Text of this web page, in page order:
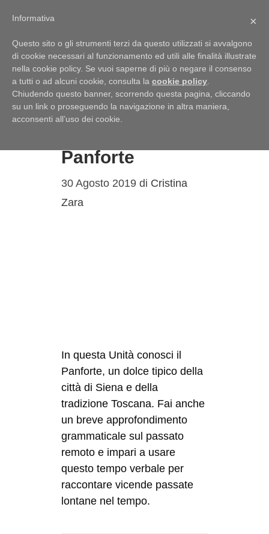
Menu
Dal “panis
Panforte
30 Agosto 2019 di Cristina
Zara
In questa Unità conosci il
Panforte, un dolce tipico della
città di Siena e della
tradizione Toscana. Fai anche
un breve approfondimento
grammaticale sul passato
remoto e impari a usare
questo tempo verbale per
raccontare vicende passate
lontane nel tempo.
×
Informativa
Questo sito o gli strumenti terzi da questo utilizzati si avvalgono
di cookie necessari al funzionamento ed utili alle finalità illustrate
nella cookie policy. Se vuoi saperne di più o negare il consenso
a tutti o ad alcuni cookie, consulta la cookie policy
Chiudendo questo banner, scorrendo questa pagina, cliccando
su un link o proseguendo la navigazione in altra maniera,
acconsenti all’uso dei cookie.